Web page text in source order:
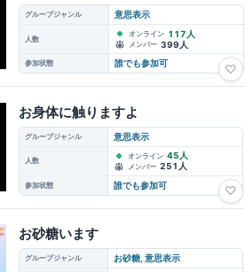
グループジャンル 意思表示
人数
オンライン 117人
メンバー 399人
参加状態 誰でも参加可 ♡
お身体に触りますよ
グループジャンル 意思表示
人数
オンライン 45人
メンバー 251人
参加状態 誰でも参加可 ♡
お砂糖います
グループジャンル お砂糖, 意思表示